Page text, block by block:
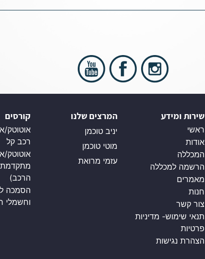
שירות ומידע
ראשי
אודות
המכללה
הרשמה למכללה
מאמרים
חנות
צור קשר
תנאי שימוש- מדיניות
פרטיות
הצהרת נגישות
המרצים שלנו
יניב טוכמן
מוטי טוכמן
עזמי מרואת
קורסים
אוטוטק/
רכב קל
אוטוטק/
מתקדמת
הרכב)
הסמכה
וחשמלי רמה